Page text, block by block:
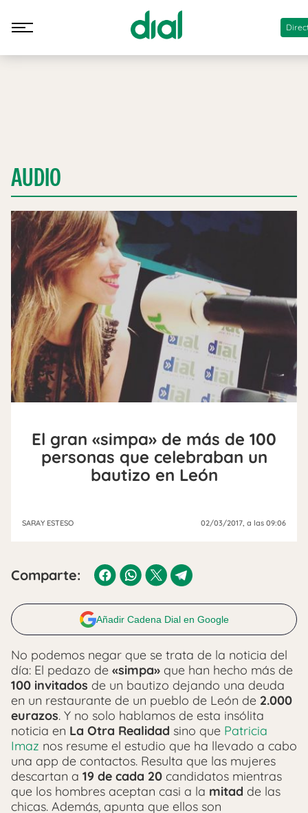
AUDIO
El gran «simpa» de más de 100
personas que celebraban un
bautizo en León
SARAY ESTESO 02/03/2017 , a las 09:06
Comparte:
Añadir Cadena Dial en Google
No podemos negar que se trata de la noticia del
día: El pedazo de «simpa» que han hecho más de
100 invitados de un bautizo dejando una deuda
en un restaurante de un pueblo de León de 2.000
eurazos. Y no solo hablamos de esta insólita
noticia en La Otra Realidad sino que Patricia
Imaz nos resume el estudio que ha llevado a cabo
una app de contactos. Resulta que las mujeres
descartan a 19 de cada 20 candidatos mientras
que los hombres aceptan casi a la mitad de las
chicas. Además, apunta que ellos son